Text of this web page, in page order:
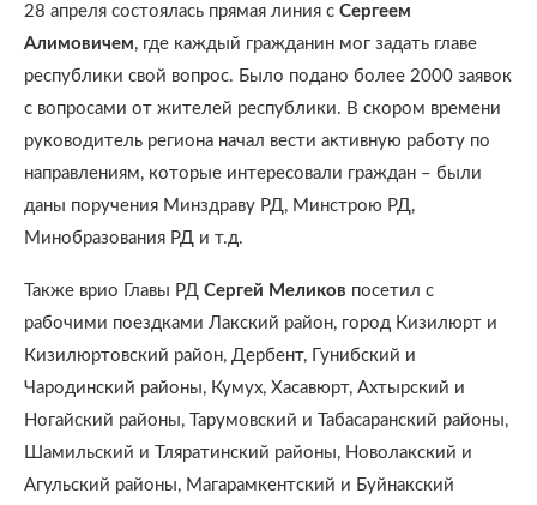
28 апреля состоялась прямая линия с Сергеем
Алимовичем, где каждый гражданин мог задать главе
республики свой вопрос. Было подано более 2000 заявок
с вопросами от жителей республики. В скором времени
руководитель региона начал вести активную работу по
направлениям, которые интересовали граждан – были
даны поручения Минздраву РД, Минстрою РД,
Минобразования РД и т.д.
Также врио Главы РД Сергей Меликов посетил с
рабочими поездками Лакский район, город Кизилюрт и
Кизилюртовский район, Дербент, Гунибский и
Чародинский районы, Кумух, Хасавюрт, Ахтырский и
Ногайский районы, Тарумовский и Табасаранский районы,
Шамильский и Тляратинский районы, Новолакский и
Агульский районы, Магарамкентский и Буйнакский